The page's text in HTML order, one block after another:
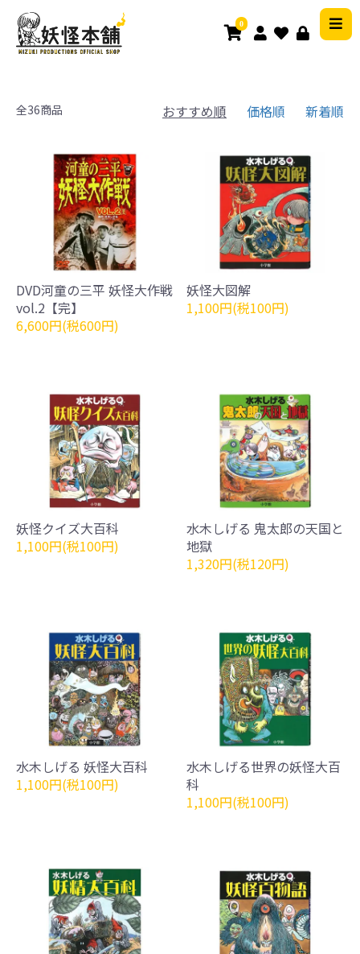
0
全36商品 おすすめ順 価格順 新着順
DVD河童の三平 妖怪大作戦
vol.2【完】
6,600円(税600円)
妖怪大図解
1,100円(税100円)
妖怪クイズ大百科
1,100円(税100円)
水木しげる 鬼太郎の天国と
地獄
1,320円(税120円)
水木しげる 妖怪大百科
1,100円(税100円)
水木しげる世界の妖怪大百
科
1,100円(税100円)